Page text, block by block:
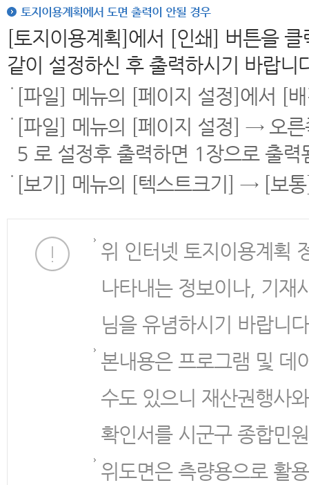
토지이용계획에서 도면 출력이 안될 경우
[토지이용계획]에서 [인쇄] 버튼을
같이 설정하신 후 출력하시기 바랍니
[파일] 메뉴의 [페이지 설정]에서 [
[파일] 메뉴의 [페이지 설정] → 오
5 로 설정후 출력하면 1장으로 출력
[보기] 메뉴의 [텍스트크기] → [보
위 인터넷 토지이용계획
나타내는 정보이나, 기재
님을 유념하시기 바랍니
본내용은 프로그램 및 데
수도 있으니 재산권행사
확인서를 시군구 종합민
위도면은 측량용으로 활